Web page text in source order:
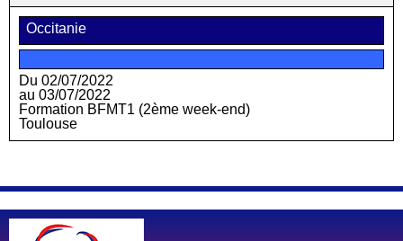
Occitanie
Du 02/07/2022
au 03/07/2022
Formation BFMT1 (2ème week-end)
Toulouse